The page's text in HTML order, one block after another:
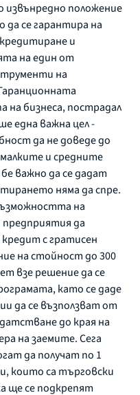
извънредно положение
да се гарантира на
и
на един от
на
на бизнеса, пострадал
една важна цел -
да не доведе до
и средните
важно да се дадат
няма да спре.
на
предприятия да
с гратисен
на стойност до 300
взе решение да се
като се даде
да се възползват от
до края на
на заемите. Сега
да получат по 1
които са търговски
ще се подкрепят